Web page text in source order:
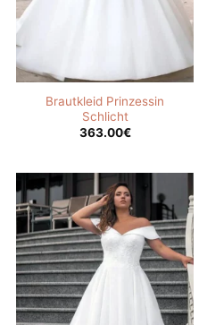
Brautkleid Prinzessin
Schlicht
363.00€